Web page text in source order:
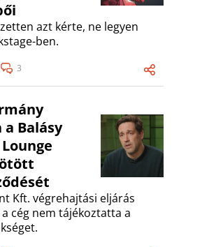
azt kérte, ne legyen
ben.
3
Balásy
Kft. végrehajtási eljárás
cég nem tájékoztatta a